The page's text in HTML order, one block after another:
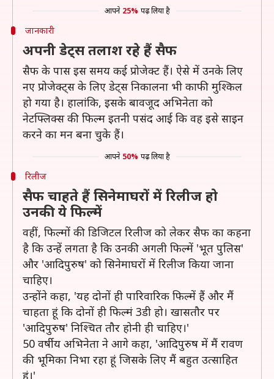
आपने 25% पढ़ लिया है
जानकारी
अपनी डेट्स तलाश रहे हैं सैफ
सैफ के पास इस समय कई प्रोजेक्ट हैं। ऐसे में उनके लिए
नए प्रोजेक्ट्स के लिए डेट्स निकालना भी काफी मुश्किल
हो गया है। हालांकि, इसके बावजूद अभिनेता को
नेटफ्लिक्स की फिल्म इतनी पसंद आई कि वह इसे साइन
करने का मन बना चुके हैं।
आपने 50% पढ़ लिया है
रिलीज
सैफ चाहते हैं सिनेमाघरों में रिलीज हो
उनकी ये फिल्में
वहीं, फिल्मों की डिजिटल रिलीज को लेकर सैफ का कहना
है कि उन्हें लगता है कि उनकी अगली फिल्में 'भूत पुलिस'
और 'आदिपुरुष' को सिनेमाघरों में रिलीज किया जाना
चाहिए।
उन्होंने कहा, 'यह दोनों ही पारिवारिक फिल्में हैं और मैं
चाहता हूं कि दोनों ही फिल्मं 3डी हो। खासतौर पर
'आदिपुरुष' निश्चित तौर होनी ही चाहिए।'
50 वर्षीय अभिनेता ने आगे कहा, 'आदिपुरुष में मैं रावण
की भूमिका निभा रहा हूं जिसके लिए मैं बहुत उत्साहित
हूं।'